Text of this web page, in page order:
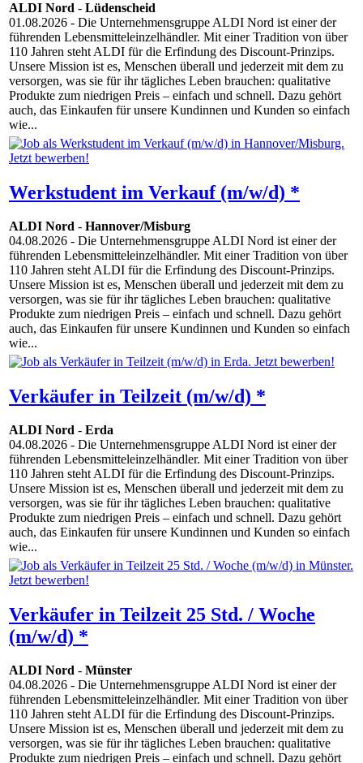
ALDI Nord - Lüdenscheid
01.08.2026 - Die Unternehmensgruppe ALDI Nord ist einer der
führenden Lebensmitteleinzelhändler. Mit einer Tradition von über
110 Jahren steht ALDI für die Erfindung des Discount-Prinzips.
Unsere Mission ist es, Menschen überall und jederzeit mit dem zu
versorgen, was sie für ihr tägliches Leben brauchen: qualitative
Produkte zum niedrigen Preis – einfach und schnell. Dazu gehört
auch, das Einkaufen für unsere Kundinnen und Kunden so einfach
wie...
Werkstudent im Verkauf (m/w/d) *
ALDI Nord - Hannover/Misburg
04.08.2026 - Die Unternehmensgruppe ALDI Nord ist einer der
führenden Lebensmitteleinzelhändler. Mit einer Tradition von über
110 Jahren steht ALDI für die Erfindung des Discount-Prinzips.
Unsere Mission ist es, Menschen überall und jederzeit mit dem zu
versorgen, was sie für ihr tägliches Leben brauchen: qualitative
Produkte zum niedrigen Preis – einfach und schnell. Dazu gehört
auch, das Einkaufen für unsere Kundinnen und Kunden so einfach
wie...
Verkäufer in Teilzeit (m/w/d) *
ALDI Nord - Erda
04.08.2026 - Die Unternehmensgruppe ALDI Nord ist einer der
führenden Lebensmitteleinzelhändler. Mit einer Tradition von über
110 Jahren steht ALDI für die Erfindung des Discount-Prinzips.
Unsere Mission ist es, Menschen überall und jederzeit mit dem zu
versorgen, was sie für ihr tägliches Leben brauchen: qualitative
Produkte zum niedrigen Preis – einfach und schnell. Dazu gehört
auch, das Einkaufen für unsere Kundinnen und Kunden so einfach
wie...
Verkäufer in Teilzeit 25 Std. / Woche
(m/w/d) *
ALDI Nord - Münster
04.08.2026 - Die Unternehmensgruppe ALDI Nord ist einer der
führenden Lebensmitteleinzelhändler. Mit einer Tradition von über
110 Jahren steht ALDI für die Erfindung des Discount-Prinzips.
Unsere Mission ist es, Menschen überall und jederzeit mit dem zu
versorgen, was sie für ihr tägliches Leben brauchen: qualitative
Produkte zum niedrigen Preis – einfach und schnell. Dazu gehört